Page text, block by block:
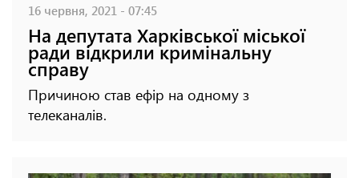
16 червня, 2021 - 07:45
На депутата Харківської міської
ради відкрили кримінальну
справу
Причиною став ефір на одному з
телеканалів.